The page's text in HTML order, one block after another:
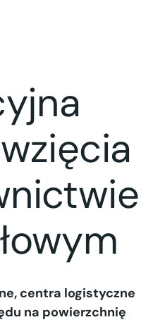
centra logistyczne
na powierzchnię